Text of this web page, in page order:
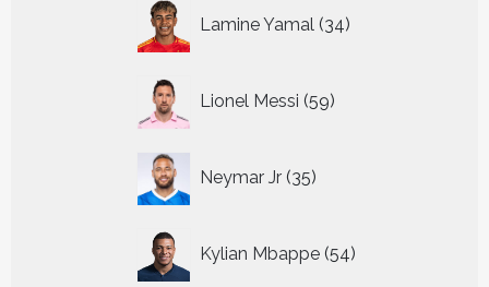
Lamine Yamal 34
producten
Lionel Messi 59
producten
Neymar Jr 35
producten
Kylian Mbappe 54
producten